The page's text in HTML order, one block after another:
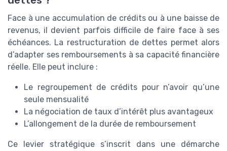
Face à une accumulation de crédits ou à une baisse de
revenus, il devient parfois difficile de faire face à ses
échéances. La restructuration de dettes permet alors
d’adapter ses remboursements à sa capacité financière
réelle. Elle peut inclure :
Le regroupement de crédits pour n’avoir qu’une
seule mensualité
La négociation de taux d’intérêt plus avantageux
L’allongement de la durée de remboursement
Ce levier stratégique s’inscrit dans une démarche